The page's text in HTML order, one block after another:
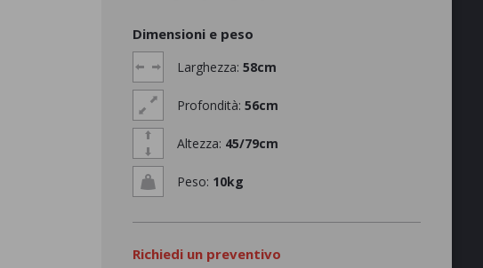
Dimensioni e peso
Larghezza: 58cm
Profondità: 56cm
Altezza: 45/79cm
Peso: 10kg
Richiedi un preventivo